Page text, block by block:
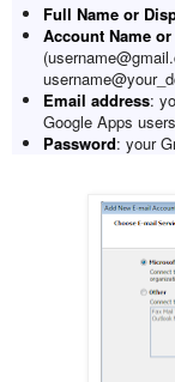
Full Name or
Account Name or
Email address:
Google Apps
Password: your